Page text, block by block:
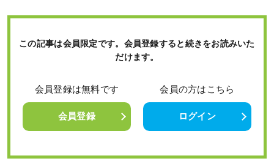
この記事は会員限定です。会員登録すると続きをお読みいた
だけます。
会員登録は無料です
会員登録
会員の方はこちら
ログイン